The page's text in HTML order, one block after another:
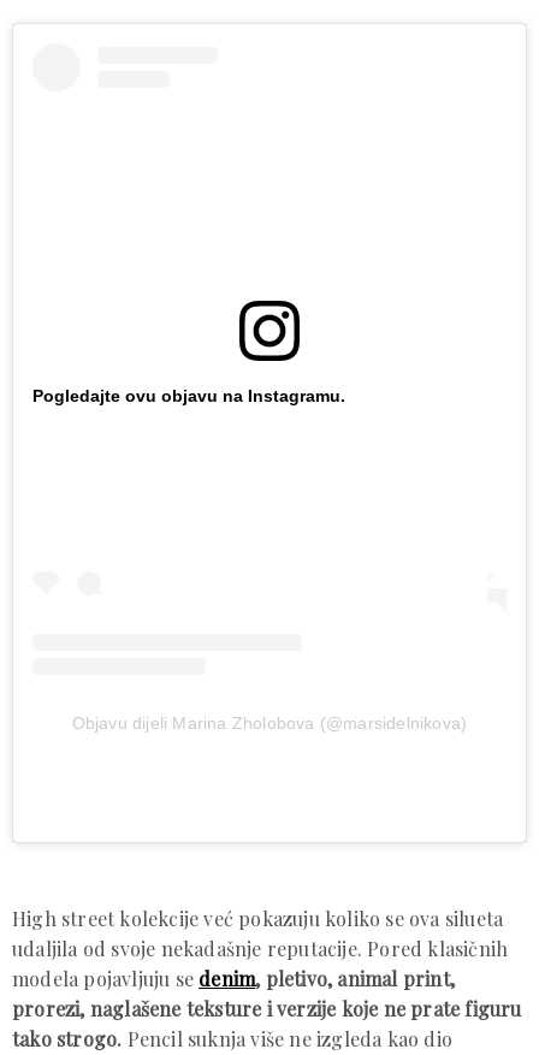
Pogledajte ovu objavu na Instagramu.
Objavu dijeli Marina Zholobova (@marsidelnikova)
High street kolekcije već pokazuju koliko se ova silueta
udaljila od svoje nekadašnje reputacije. Pored klasičnih
modela pojavljuju se denim, pletivo, animal print,
prorezi, naglašene teksture i verzije koje ne prate figuru
tako strogo. Pencil suknja više ne izgleda kao dio